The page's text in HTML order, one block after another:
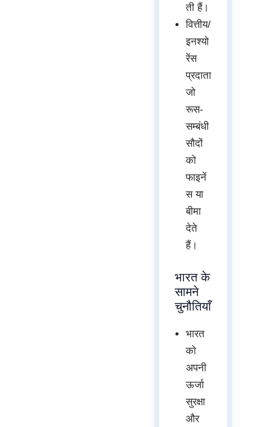
ती हैं।
वित्तीय/
इनश्यो
रेंस
प्रदाता
जो
रूस-
सम्बंधी
सौदों
को
फाइनें
स या
बीमा
देते
हैं।
भारत के
सामने
चुनौतियाँ
भारत
को
अपनी
ऊर्जा
सुरक्षा
और